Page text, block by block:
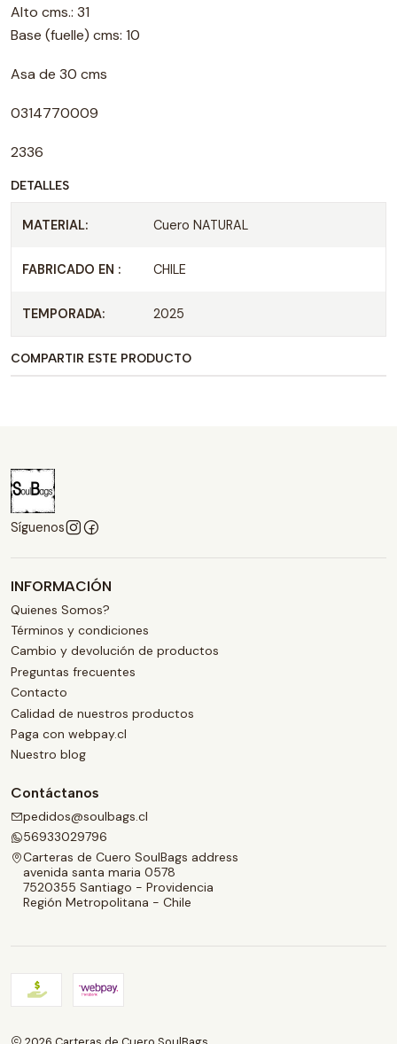
Alto cms.: 31
Base (fuelle) cms: 10
Asa de 30 cms
0314770009
2336
DETALLES
MATERIAL: Cuero NATURAL
FABRICADO EN : CHILE
TEMPORADA: 2025
COMPARTIR ESTE PRODUCTO
Síguenos
INFORMACIÓN
Quienes Somos?
Términos y condiciones
Cambio y devolución de productos
Preguntas frecuentes
Contacto
Calidad de nuestros productos
Paga con webpay.cl
Nuestro blog
Contáctanos
pedidos@soulbags.cl
56933029796
Carteras de Cuero SoulBags address
avenida santa maria 0578
7520355 Santiago - Providencia
Región Metropolitana - Chile